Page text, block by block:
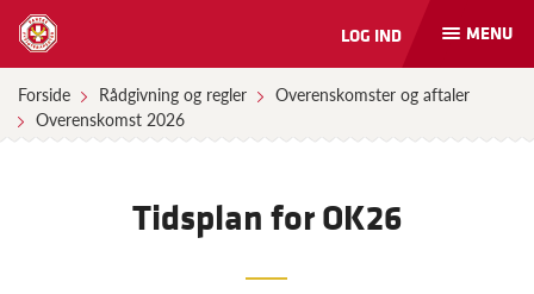
Åbn
og
MENU
LOG IND
Forside Rådgivning og regler
Overenskomster og aftaler
Overenskomst 2026
Tidsplan for OK26